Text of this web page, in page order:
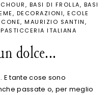
BASI DI FROLLA
BASI
DECORAZIONI ECOLE
MAURIZIO SANTIN
PASTICCERIA ITALIANA
dolce...
E tante cose sono
passate o, per meglio